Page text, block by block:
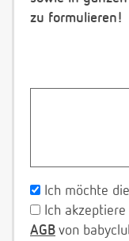
zu formulieren!
Ich möchte
Ich
AGB von